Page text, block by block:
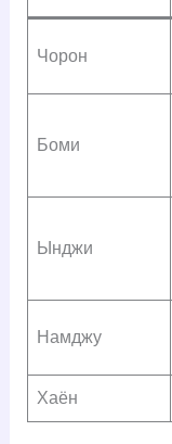
Чорон
Боми
Ынджи
Намджу
Хаён